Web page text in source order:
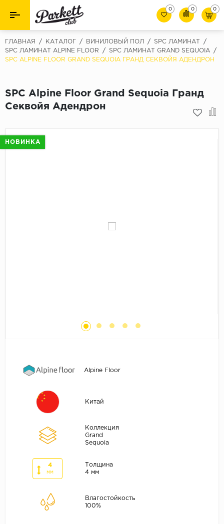
Назад
Ламинат
Назад
Класс
33 класс
Виниловый пол (SPC/ПВХ)
0 0 0
ГЛАВНАЯ / КАТАЛОГ / ВИНИЛОВЫЙ ПОЛ / SPC ЛАМИНАТ
/
SPC ЛАМИНАТ ALPINE FLOOR
/ SPC ЛАМИНАТ GRAND SEQUOIA
/
SPC ALPINE FLOOR GRAND SEQUOIA ГРАНД СЕКВОЙЯ АДЕНДРОН
SPC Alpine Floor Grand Sequoia Гранд
Секвойя Адендрон
НОВИНКА
Alpine Floor
Китай
Коллекция
Grand
Sequoia
4
мм
Толщина
4 мм
Влагостойкость
100%